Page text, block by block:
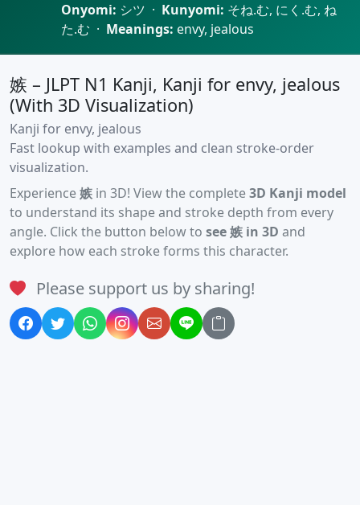
Onyomi: シツ · Kunyomi: そね.む, にく.む, ね
た.む · Meanings: envy, jealous
嫉 – JLPT N1 Kanji, Kanji for envy, jealous
(With 3D Visualization)
Kanji for envy, jealous
Fast lookup with examples and clean stroke-order
visualization.
Experience嫉 in 3D! View the complete3D Kanji model
to understand its shape and stroke depth from every
angle. Click the button below to see 嫉 in 3D and
explore how each stroke forms this character.
Please support us by sharing!